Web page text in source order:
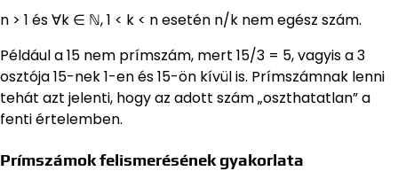
n > 1 és ∀k ∈ ℕ, 1 < k < n esetén n/k nem egész szám.
Például a 15 nem prímszám, mert 15/3 = 5, vagyis a 3
osztója 15-nek 1-en és 15-ön kívül is. Prímszámnak lenni
tehát azt jelenti, hogy az adott szám „oszthatatlan” a
fenti értelemben.
Prímszámok felismerésének gyakorlata